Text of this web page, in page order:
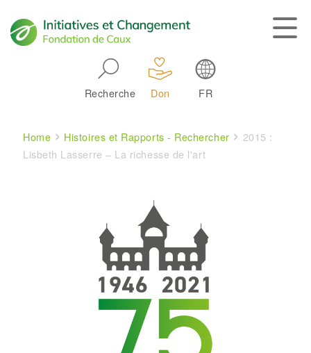
Recherche Don FR
Breadcrumb
Home Histoires et Rapports - Rechercher
2015 :
Lisbeth Lasserre – La richesse de l'art